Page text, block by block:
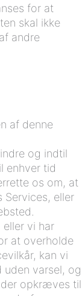
for at
skal ikke
andre
af denne
og indtil
enhver tid
os om, at
eller
eller vi har
at overholde
kan vi
varsel, og
opkræves til